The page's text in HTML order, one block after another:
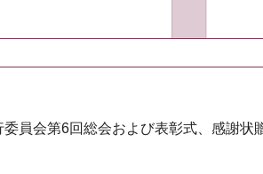
員会第6回総会および表彰式、感謝状